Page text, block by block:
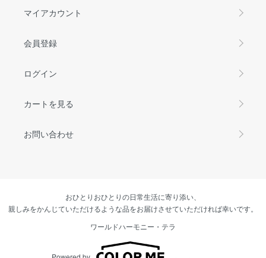
マイアカウント
会員登録
ログイン
カートを見る
お問い合わせ
おひとりおひとりの日常生活に寄り添い、
親しみをかんじていただけるような品をお届けさせていただければ幸いです。
ワールドハーモニー・テラ